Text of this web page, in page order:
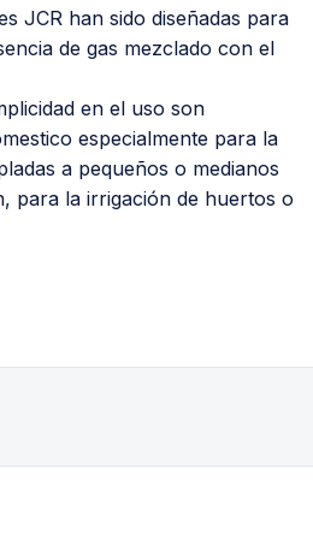
JCR han sido diseñadas para
de gas mezclado con el
en el uso son
especialmente para la
a pequeños o medianos
para la irrigación de huertos o